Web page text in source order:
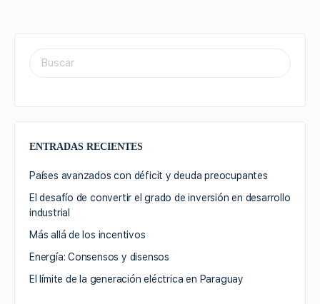
ENTRADAS RECIENTES
Países avanzados con déficit y deuda preocupantes
El desafío de convertir el grado de inversión en desarrollo
industrial
Más allá de los incentivos
Energía: Consensos y disensos
El límite de la generación eléctrica en Paraguay